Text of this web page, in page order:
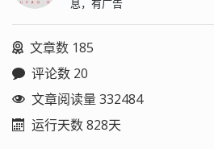
息，有广告
文章数 185
评论数 20
文章阅读量 332484
运行天数 828天